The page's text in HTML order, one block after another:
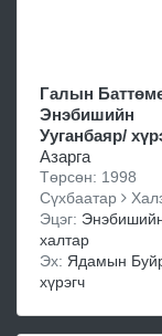
Галын
Энэбишийн
Ууганбаяр/
Азарга
Төрсөн: 1998
Сүхбаатар
Эцэг:
халтар
Эх: Ядамын
хүрэгч